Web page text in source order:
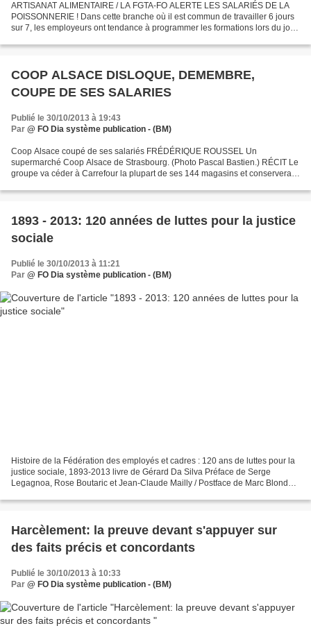
ARTISANAT ALIMENTAIRE / LA FGTA-FO ALERTE LES SALARIÉS DE LA
POISSONNERIE ! Dans cette branche où il est commun de travailler 6 jours
sur 7, les employeurs ont tendance à programmer les formations lors du jour
COOP ALSACE DISLOQUE, DEMEMBRE,
COUPE DE SES SALARIES
Publié le 30/10/2013 à 19:43
Par @ FO Dia système publication - (BM)
Coop Alsace coupé de ses salariés FRÉDÉRIQUE ROUSSEL Un
supermarché Coop Alsace de Strasbourg. (Photo Pascal Bastien.) RÉCIT Le
groupe va céder à Carrefour la plupart de ses 144 magasins et conservera
1893 - 2013: 120 années de luttes pour la justice
sociale
Publié le 30/10/2013 à 11:21
Par @ FO Dia système publication - (BM)
Histoire de la Fédération des employés et cadres : 120 ans de luttes pour la
justice sociale, 1893-2013 livre de Gérard Da Silva Préface de Serge
Legagnoa, Rose Boutaric et Jean-Claude Mailly / Postface de Marc Blondel
Harcèlement: la preuve devant s'appuyer sur
des faits précis et concordants
Publié le 30/10/2013 à 10:33
Par @ FO Dia système publication - (BM)